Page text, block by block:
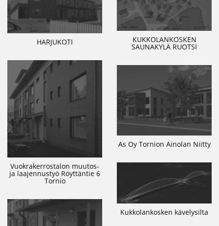
KUKKOLANKOSKEN
SAUNAKYLÄ RUOTSI
HARJUKOTI
Vuokrakerrostalon muutos-
ja laajennustyö Röyttäntie 6
Tornio
As Oy Tornion Ainolan Niitty
Kukkolankosken kävelysilta